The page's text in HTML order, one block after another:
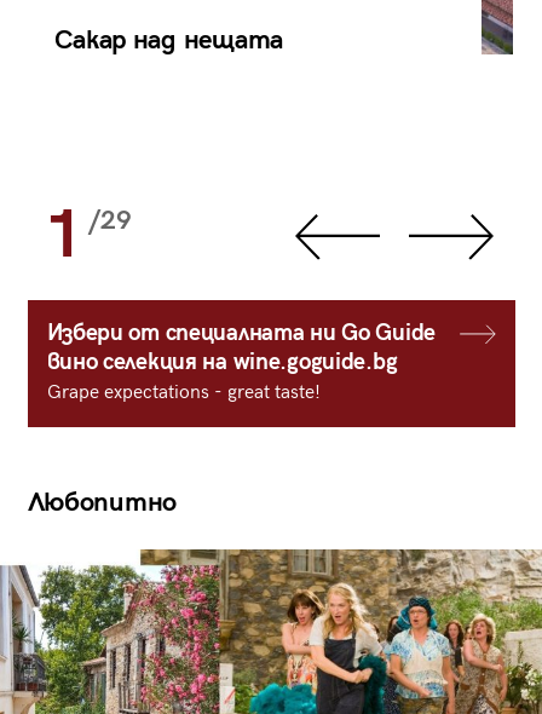
Сакар над нещата
1 /29
Избери от специалната ни Go Guide
вино селекция на wine.goguide.bg
Grape expectations - great taste!
Любопитно